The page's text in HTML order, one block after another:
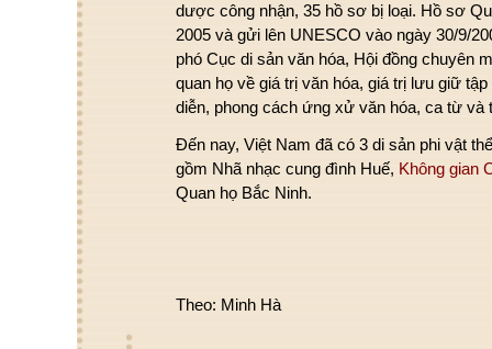
dược công nhận, 35 hồ sơ bị loại. Hồ sơ
2005 và gửi lên UNESCO vào ngày 30/9/
phó Cục di sản văn hóa, Hội đồng chuyên
quan họ về giá trị văn hóa, giá trị lưu giữ
diễn, phong cách ứng xử văn hóa, ca từ và
Đến nay, Việt Nam đã có 3 di sản phi vật
gồm Nhã nhạc cung đình Huế, Không gian
Quan họ Bắc Ninh.
Theo: Minh Hà